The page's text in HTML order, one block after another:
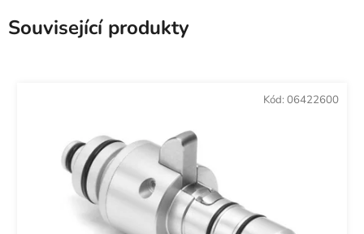
Související produkty
Kód: 06422600